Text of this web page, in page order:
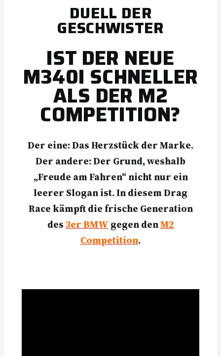
DUELL DER
GESCHWISTER
IST DER NEUE
M340I SCHNELLER
ALS DER M2
COMPETITION?
Der eine: Das Herzstück der Marke.
Der andere: Der Grund, weshalb
„Freude am Fahren“ nicht nur ein
leerer Slogan ist. In diesem Drag
Race kämpft die frische Generation
des3er BMW gegen denM2
Competition.